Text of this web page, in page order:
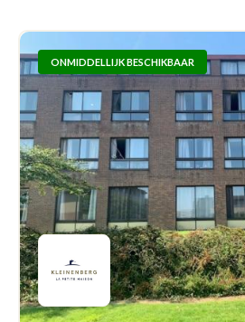
ONMIDDELLIJK BESCHIKBAAR